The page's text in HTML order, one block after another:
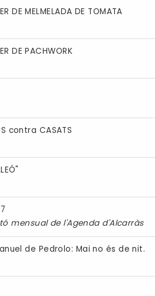
DE MELMELADA DE TOMATA
DE PACHWORK
contra CASATS
mensual de l'Agenda d'Alcarràs
de Pedrolo: Mai no és de nit.